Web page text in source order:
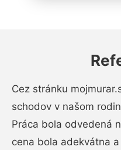
Cez stránku
schodov v našom
Práca bola odvedená
cena bola adekvátna